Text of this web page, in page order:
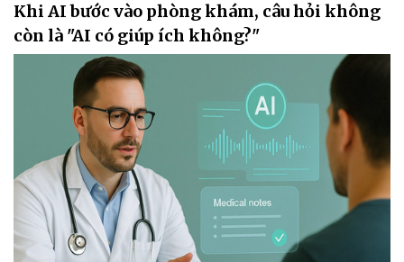
Khi AI bước vào phòng khám, câu hỏi không
còn là "AI có giúp ích không?"